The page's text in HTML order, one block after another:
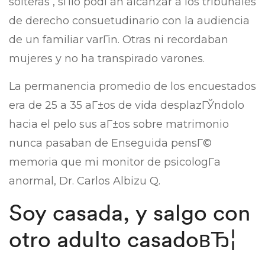
de derecho consuetudinario con la audiencia
de un familiar varГіn. Otras ni recordaban
mujeres y no ha transpirado varones.
La permanencia promedio de los encuestados
era de 25 a 35 aГ±os de vida desplazГЎndolo
hacia el pelo sus aГ±os sobre matrimonio
nunca pasaban de Enseguida pensГ©
memoria que mi monitor de psicologГ­a
anormal, Dr. Carlos Albizu Q.
Soy casada, y salgo con
otro adulto casadoвЂ¦